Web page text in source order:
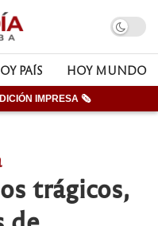
PAÍS HOY MUNDO
IMPRESA 🗞
trágicos,